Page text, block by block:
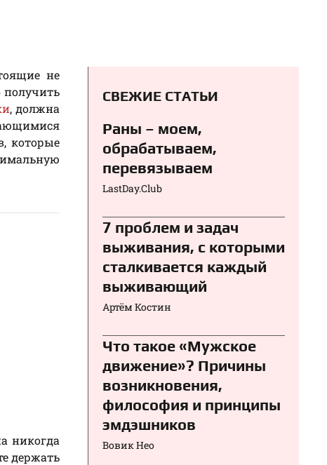
не
, должна
которые
никогда
держать
СВЕЖИЕ СТАТЬИ
Раны – моем,
обрабатываем,
перевязываем⁠⁠
LastDay.Club
7 проблем и задач
выживания, с которыми
сталкивается каждый
выживающий
Артём Костин
Что такое «Мужское
движение»? Причины
возникновения,
философия и принципы
эмдэшников
Вовик Нео